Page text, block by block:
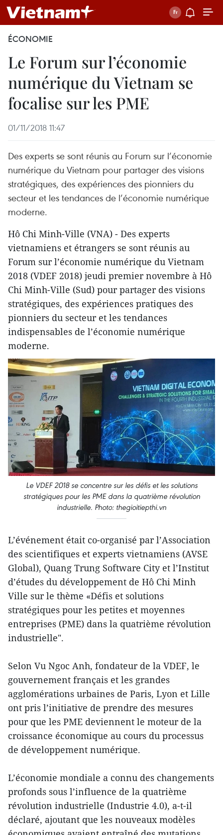
ÉCONOMIE
Le Forum sur l’économie
numérique du Vietnam se
focalise sur les PME
01/11/2018 11:47
Des experts se sont réunis au Forum sur l’économie
numérique du Vietnam pour partager des visions
stratégiques, des expériences des pionniers du
secteur et les tendances de l’économie numérique
moderne.
Hô Chi Minh-Ville (VNA) - Des experts
vietnamiens et étrangers se sont réunis au
Forum sur l’économie numérique du Vietnam
2018 (VDEF 2018) jeudi premier novembre à Hô
Chi Minh-Ville (Sud) pour partager des visions
stratégiques, des expériences pratiques des
pionniers du secteur et les tendances
indispensables de l’économie numérique
moderne.
Le VDEF 2018 se concentre sur les défis et les solutions
stratégiques pour les PME dans la quatrième révolution
industrielle. Photo: thegioitiepthi.vn
L’événement était co-organisé par l’Association
des scientifiques et experts vietnamiens (AVSE
Global), Quang Trung Software City et l’Institut
d’études du développement de Hô Chi Minh
Ville sur le thème «Défis et solutions
stratégiques pour les petites et moyennes
entreprises (PME) dans la quatrième révolution
industrielle".
Selon Vu Ngoc Anh, fondateur de la VDEF, le
gouvernement français et les grandes
agglomérations urbaines de Paris, Lyon et Lille
ont pris l’initiative de prendre des mesures
pour que les PME deviennent le moteur de la
croissance économique au cours du processus
de développement numérique.
L’économie mondiale a connu des changements
profonds sous l’influence de la quatrième
révolution industrielle (Industrie 4.0), a-t-il
déclaré, ajoutant que les nouveaux modèles